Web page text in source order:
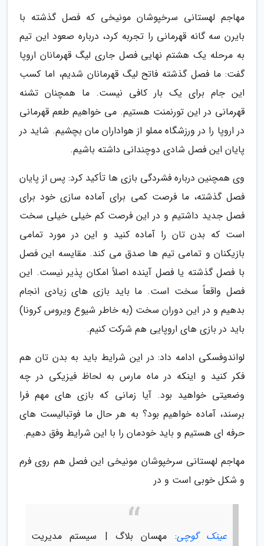
مهاجم لهستانی سرخپوشان مونیخی که فصل گذشته با
بایرن سه گانه قهرمانی را تجربه کرد، درباره صعود این تیم
به مرحله یک هشتم نهایی فصل جاری لیگ قهرمانان اروپا
گفت: ما فصل گذشته فاتح لیگ قهرمانان شدیم، اما کسب
این جام برای یک بار کافی نیست. ما همچنان تشنه
قهرمانی در این تورنمنت هستیم. می خواهیم طعم قهرمانی
در اروپا را در ورزشگاه مملو از هواداران مان بچشیم. شاید در
پایان این فصل شادی دوچندانی داشته باشیم.
وی همچنین درباره فشردگی بازی ها تأکید کرد: پس از پایان
فصل گذشته، ما فرصت کمی برای آماده سازی خود برای
فصل جدید داشتیم و در این فرصت کم خیلی خیلی سخت
است که بدن تان را آماده کنید و این در مورد تمامی
بازیکنان و تمامی تیم ها صدق می کند. مقایسه این فصل
با فصل گذشته یا فصل آینده اصلاً امکان پذیر نیست. این
فصل واقعاً سخت است. ما باید بازی های زیادی انجام
بدهیم و در این دوران سخت (به خاطر شیوع ویروس کرونا)
باید در بازی های اروپایی هم شرکت کنیم.
لواندوفسکی ادامه داد: در این شرایط باید به بدن تان هم
فکر کنید و اینکه در ماه مارس به لحاظ فیزیکی در چه
وضعیتی خواهید بود. آیا زمانی که بازی های مهم فرا
برسند، آماده خواهیم بود؟ به هر حال ما فوتبالیست های
حرفه ای هستیم و باید خودمان را با این شرایط وفق دهیم.
مهاجم لهستانی سرخپوشان مونیخی این فصل هم روی فرم
و شکل خوبی است و در
عینک گوچی: مهسان بلاگ | سیستم مدیریت